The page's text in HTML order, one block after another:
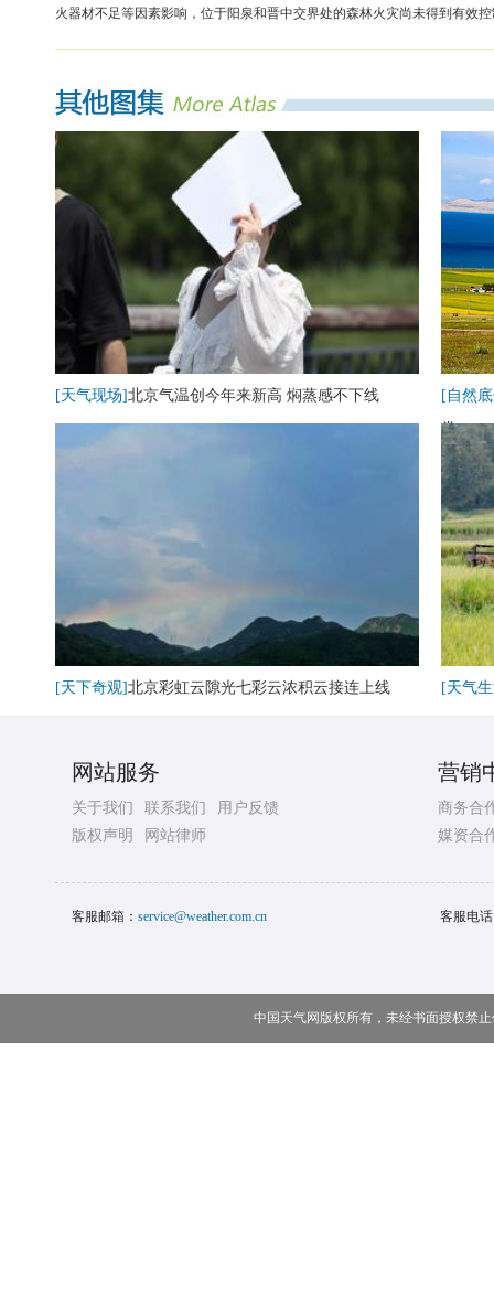
火器材不足等因素影响，位于阳泉和晋中交界处的森林火灾尚未得到有效
[天气现场]北京气温创今年来新高 焖蒸感不下线
[自然
卷
[天下奇观]北京彩虹云隙光七彩云浓积云接连上线 [天气
网站服务
关于我们 联系我们
用户反馈
版权声明
网站律师
营销
商务合
媒资合
客服邮箱： service@weather.com.cn 客服电
中国天气网版权所有，未经书面授权